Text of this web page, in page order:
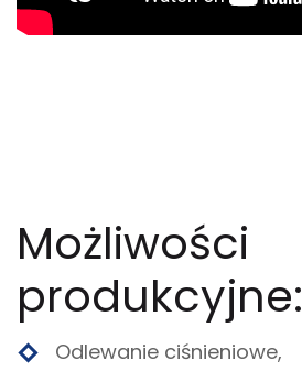
Możliwości
produkcyjne:
Odlewanie ciśnieniowe,